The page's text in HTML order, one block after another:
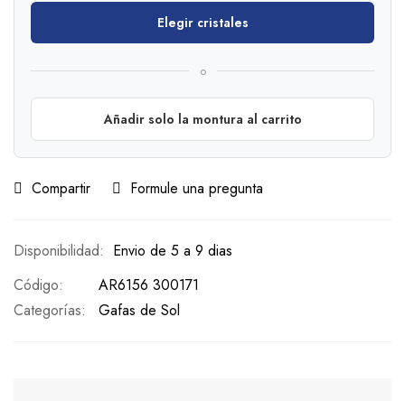
Elegir cristales
o
Añadir solo la montura al carrito
Compartir Formule una pregunta
Envio de 5 a 9 dias
Código
AR6156 300171
Categorías:
Gafas de Sol